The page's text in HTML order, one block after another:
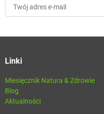
Linki
Miesięcznik Natura & Zdrowie
Blog
Aktualności